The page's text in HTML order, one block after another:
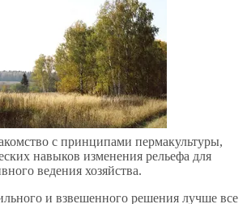
с принципами пермакультуры,
навыков изменения рельефа для
ведения хозяйства.
и взвешенного решения лучше все